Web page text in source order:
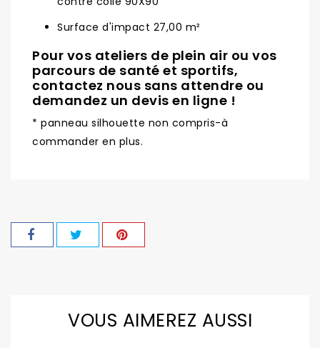
Surface d'impact 27,00 m²
Pour vos ateliers de plein air ou vos
parcours de santé et sportifs,
contactez nous sans attendre ou
demandez un devis en ligne !
* panneau silhouette non compris-à
commander en plus.
VOUS AIMEREZ AUSSI